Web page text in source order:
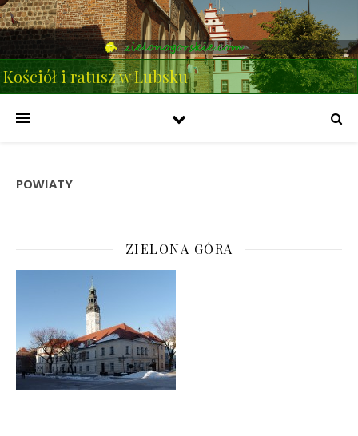
Kościół i ratusz w Lubsku
POWIATY
ZIELONA GÓRA